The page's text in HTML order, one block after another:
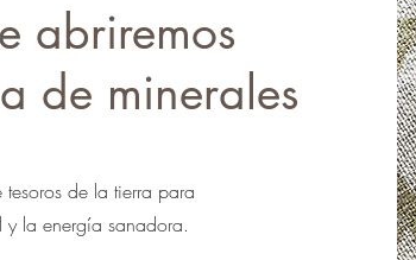
abriremos
de minerales
tesoros de la tierra para
y la energía sanadora.